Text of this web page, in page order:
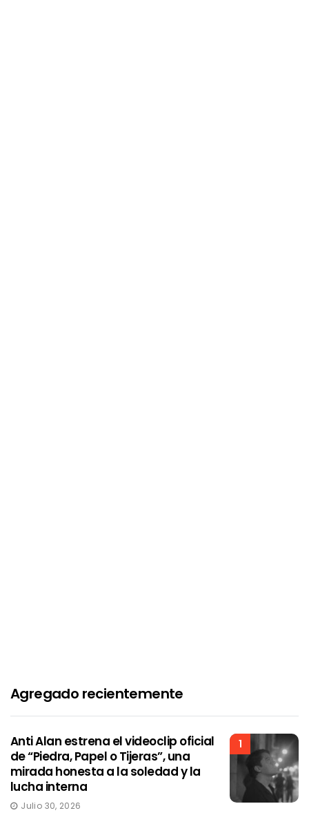
Agregado recientemente
1
Anti Alan estrena el videoclip oficial
de “Piedra, Papel o Tijeras”, una
mirada honesta a la soledad y la
lucha interna
Julio 30, 2026